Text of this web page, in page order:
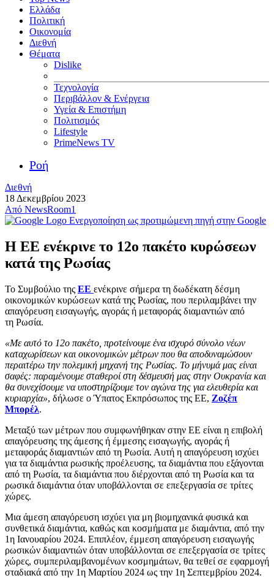
Ελλάδα
Πολιτική
Οικονομία
Διεθνή
Θέματα
Dislike
Τεχνολογία
Περιβάλλον & Ενέργεια
Υγεία & Επιστήμη
Πολιτισμός
Lifestyle
PrimeNews TV
Ροή
Διεθνή
18 Δεκεμβρίου 2023
Από NewsRoom1
Ενεργοποίηση ως προτιμώμενη πηγή στην Google
Η ΕΕ ενέκρινε το 12ο πακέτο κυρώσεων
κατά της Ρωσίας
Το Συμβούλιο της ΕΕ ενέκρινε σήμερα τη δωδέκατη δέσμη
οικονομικών κυρώσεων κατά της Ρωσίας, που περιλαμβάνει την
απαγόρευση εισαγωγής, αγοράς ή μεταφοράς διαμαντιών από
τη Ρωσία.
«Με αυτό το 12ο πακέτο, προτείνουμε ένα ισχυρό σύνολο νέων
καταχωρίσεων και οικονομικών μέτρων που θα αποδυναμώσουν
περαιτέρω την πολεμική μηχανή της Ρωσίας. Το μήνυμά μας είναι
σαφές: παραμένουμε σταθεροί στη δέσμευσή μας στην Ουκρανία και
θα συνεχίσουμε να υποστηρίζουμε τον αγώνα της για ελευθερία και
κυριαρχία», δήλωσε ο Ύπατος Εκπρόσωπος της ΕΕ, Ζοζέπ
Μπορέλ.
Μεταξύ των μέτρων που συμφωνήθηκαν στην ΕΕ είναι η επιβολή
απαγόρευσης της άμεσης ή έμμεσης εισαγωγής, αγοράς ή
μεταφοράς διαμαντιών από τη Ρωσία. Αυτή η απαγόρευση ισχύει
για τα διαμάντια ρωσικής προέλευσης, τα διαμάντια που εξάγονται
από τη Ρωσία, τα διαμάντια που διέρχονται από τη Ρωσία και τα
ρωσικά διαμάντια όταν υποβάλλονται σε επεξεργασία σε τρίτες
χώρες.
Μια άμεση απαγόρευση ισχύει για μη βιομηχανικά φυσικά και
συνθετικά διαμάντια, καθώς και κοσμήματα με διαμάντια, από την
1η Ιανουαρίου 2024. Επιπλέον, έμμεση απαγόρευση εισαγωγής
ρωσικών διαμαντιών όταν υποβάλλονται σε επεξεργασία σε τρίτες
χώρες, συμπεριλαμβανομένων κοσμημάτων, θα τεθεί σε εφαρμογή
σταδιακά από την 1η Μαρτίου 2024 ως την 1η Σεπτεμβρίου 2024.